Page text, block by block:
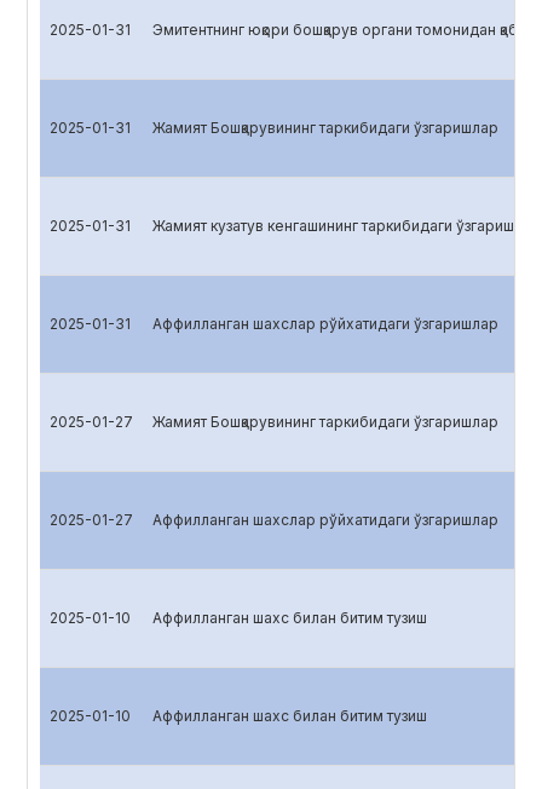
2025-01-31 Эмитентнинг юқори бошқарув органи томонидан қабул
2025-01-31 Жамият Бошқарувининг таркибидаги ўзгаришлар
2025-01-31 Жамият кузатув кенгашининг таркибидаги ўзгаришлар
2025-01-31 Аффилланган шахслар рўйхатидаги ўзгаришлар
2025-01-27 Жамият Бошқарувининг таркибидаги ўзгаришлар
2025-01-27 Аффилланган шахслар рўйхатидаги ўзгаришлар
2025-01-10 Аффилланган шахс билан битим тузиш
2025-01-10 Аффилланган шахс билан битим тузиш